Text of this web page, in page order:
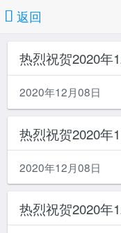
返回
2020年12月08日
2020年12月08日